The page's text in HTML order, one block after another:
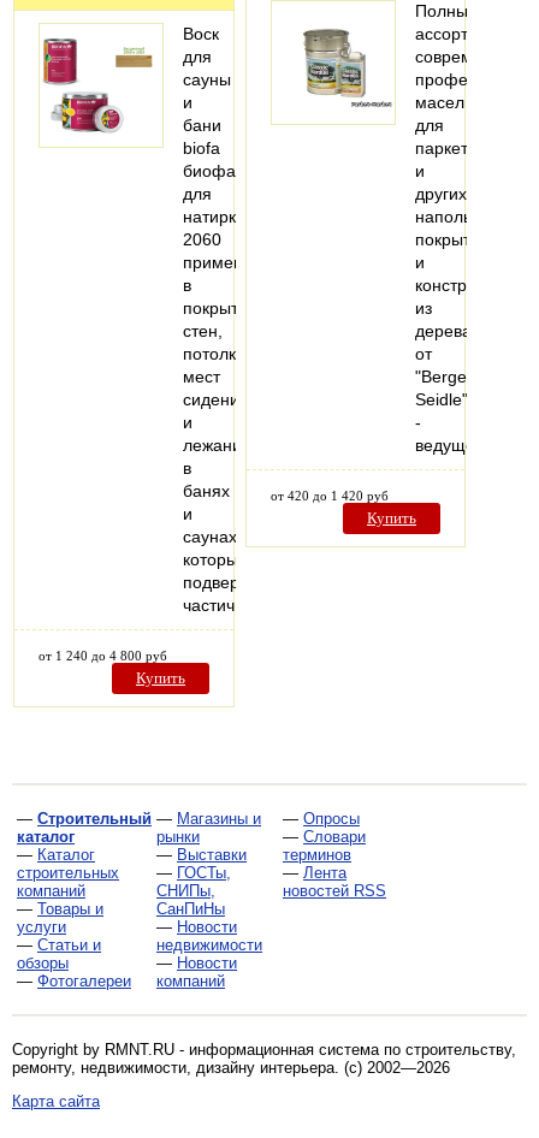
Воск
для
сауны
и
бани
biofa
биофа
для
натирки
2060
применяется
в
покрытии
стен,
потолков,
мест
сидения
и
лежания
в
банях
и
саунах,
которые
подвержены
частичному…
от 1 240 до 4 800 руб
Купить
Полный
ассортимент
современных
масел
для
паркета
и
других
напольных
покрытий
и
конструкций
из
дерева
от
"Berger-
Seidle"
-
ведущего…
от 420 до 1 420 руб
Купить
— Строительный
каталог
— Каталог
строительных
компаний
— Товары и
услуги
— Статьи и
обзоры
— Фотогалереи
— Магазины и
рынки
— Выставки
— ГОСТы,
СНИПы,
СанПиНы
— Новости
недвижимости
— Новости
компаний
— Опросы
— Словари
терминов
— Лента
новостей RSS
Copyright by RMNT.RU - информационная система по строительству,
ремонту, недвижимости, дизайну интерьера. (c) 2002—2026
Карта сайта